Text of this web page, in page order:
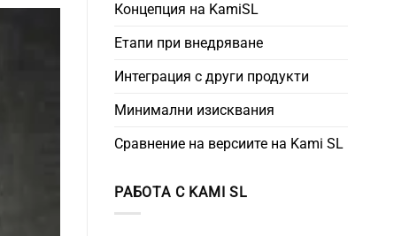
Концепция на KamiSL
Етапи при внедряване
Интеграция с други продукти
Минимални изисквания
Сравнение на версиите на Kami SL
РАБОТА С KAMI SL